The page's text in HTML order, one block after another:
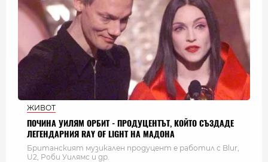
ЖИВОТ
ПОЧИНА УИЛЯМ ОРБИТ - ПРОДУЦЕНТЪТ, КОЙТО СЪЗДАДЕ
ЛЕГЕНДАРНИЯ RAY OF LIGHT НА МАДОНА
Британският музикален продуцент е работил с Blur,
U2, Роби Уилямс и др.